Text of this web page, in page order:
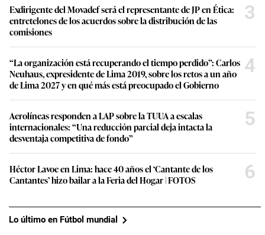
Exdirigente del Movadef será el representante de JP en Ética:
entretelones de los acuerdos sobre la distribución de las
comisiones
3
“La organización está recuperando el tiempo perdido”: Carlos
Neuhaus, expresidente de Lima 2019, sobre los retos a un año
de Lima 2027 y en qué más está preocupado el Gobierno
4
Aerolíneas responden a LAP sobre la TUUA a escalas
internacionales: “Una reducción parcial deja intacta la
desventaja competitiva de fondo”
5
Héctor Lavoe en Lima: hace 40 años el ‘Cantante de los
Cantantes’ hizo bailar a la Feria del Hogar | FOTOS
6
Lo último en Fútbol mundial